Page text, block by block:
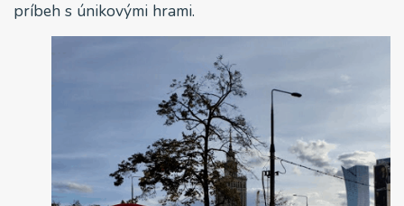
príbeh s únikovými hrami.